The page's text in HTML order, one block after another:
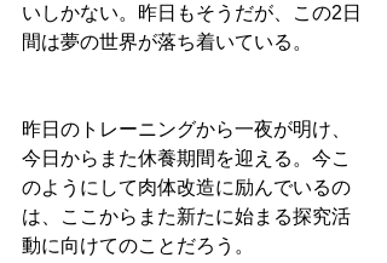
いしかない。昨日もそうだが、この2日
間は夢の世界が落ち着いている。
昨日のトレーニングから一夜が明け、
今日からまた休養期間を迎える。今こ
のようにして肉体改造に励んでいるの
は、ここからまた新たに始まる探究活
動に向けてのことだろう。